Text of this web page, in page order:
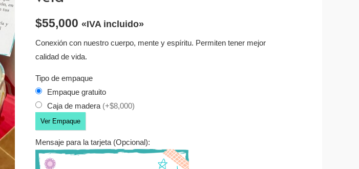
$55,000 «IVA incluido»
Conexión con nuestro cuerpo, mente y espíritu. Permiten tener mejor
calidad de vida.
Tipo de empaque
Empaque gratuito
Caja de madera (+$8,000)
Ver Empaque
Mensaje para la tarjeta (Opcional):